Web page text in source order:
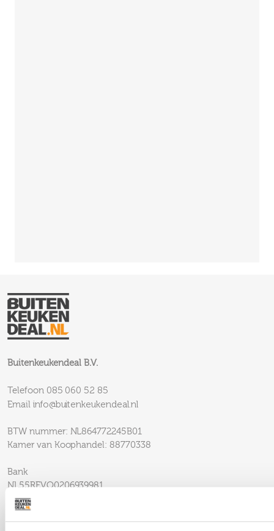
Buitenkeukendeal B.V.
Telefoon 085 060 52 85
Email info@buitenkeukendeal.nl
BTW nummer: NL864772245B01
Kamer van Koophandel: 88770338
Bank
NL55REVO0206939981
REVONL22